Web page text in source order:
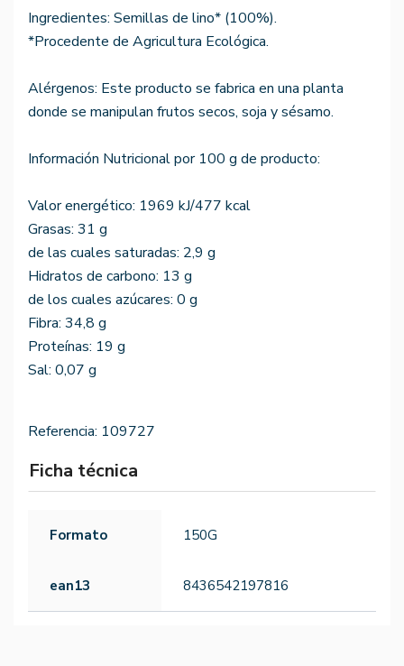
Ingredientes: Semillas de lino* (100%).
*Procedente de Agricultura Ecológica.
Alérgenos: Este producto se fabrica en una planta
donde se manipulan frutos secos, soja y sésamo.
Información Nutricional por 100 g de producto:
Valor energético: 1969 kJ/477 kcal
Grasas: 31 g
de las cuales saturadas: 2,9 g
Hidratos de carbono: 13 g
de los cuales azúcares: 0 g
Fibra: 34,8 g
Proteínas: 19 g
Sal: 0,07 g
Referencia: 109727
Ficha técnica
Formato 150G
ean13 8436542197816